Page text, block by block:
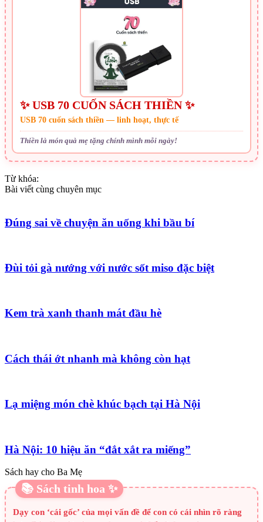
✨ USB 70 CUỐN SÁCH THIỀN ✨
USB 70 cuốn sách thiền — linh hoạt, thực tế
Thiền là món quà mẹ tặng chính mình mỗi ngày!
Từ khóa:
Bài viết cùng chuyên mục
Đúng sai về chuyện ăn uống khi bầu bí
Đùi tỏi gà nướng với nước sốt miso đặc biệt
Kem trà xanh thanh mát đầu hè
Cách thái ớt nhanh mà không còn hạt
Lạ miệng món chè khúc bạch tại Hà Nội
Hà Nội: 10 hiệu ăn “đắt xắt ra miếng”
Sách hay cho Ba Mẹ
📚 Sách tinh hoa ✨
Dạy con ‘cái gốc’ của mọi vấn đề để con có cái nhìn rõ ràng